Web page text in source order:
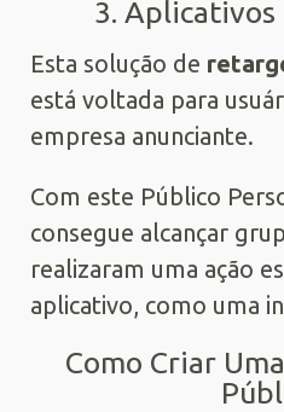
3. Aplicativos
Esta solução de
está voltada para
empresa anunciante.
Com este Público
consegue alcançar
realizaram uma ação
aplicativo, como uma
Como Criar